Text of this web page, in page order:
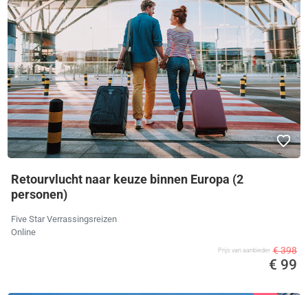
Retourvlucht naar keuze binnen Europa (2
personen)
Five Star Verrassingsreizen
Online
Prijs van aanbieder € 398
€ 99